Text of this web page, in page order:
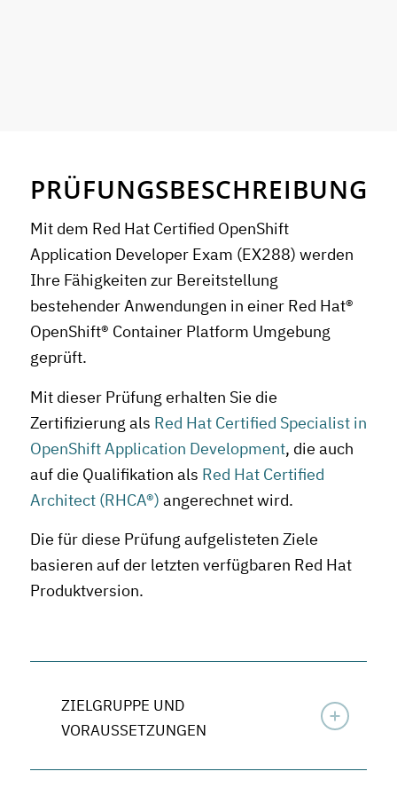
PRÜFUNGSBESCHREIBUNG
Mit dem Red Hat Certified OpenShift
Application Developer Exam (EX288) werden
Ihre Fähigkeiten zur Bereitstellung
bestehender Anwendungen in einer Red Hat®
OpenShift® Container Platform Umgebung
geprüft.
Mit dieser Prüfung erhalten Sie die
Zertifizierung als Red Hat Certified Specialist in
OpenShift Application Development, die auch
auf die Qualifikation als Red Hat Certified
Architect (RHCA®) angerechnet wird.
Die für diese Prüfung aufgelisteten Ziele
basieren auf der letzten verfügbaren Red Hat
Produktversion.
ZIELGRUPPE UND
VORAUSSETZUNGEN